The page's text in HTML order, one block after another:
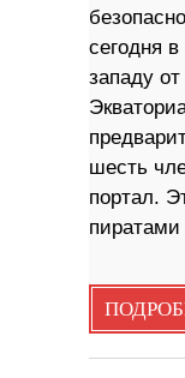
сегодня
западу
шесть
портал.
пиратами